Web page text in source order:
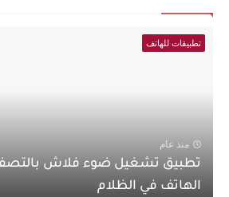
تطبيقات للهاتف
منذ عام
تطبيق تشغيل ضوء فلاش
الهاتف في الظلام